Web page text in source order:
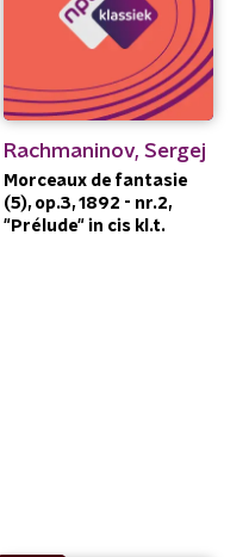
Rachmaninov, Sergej
Morceaux de fantasie
(5), op.3, 1892 - nr.2,
"Prélude" in cis kl.t.